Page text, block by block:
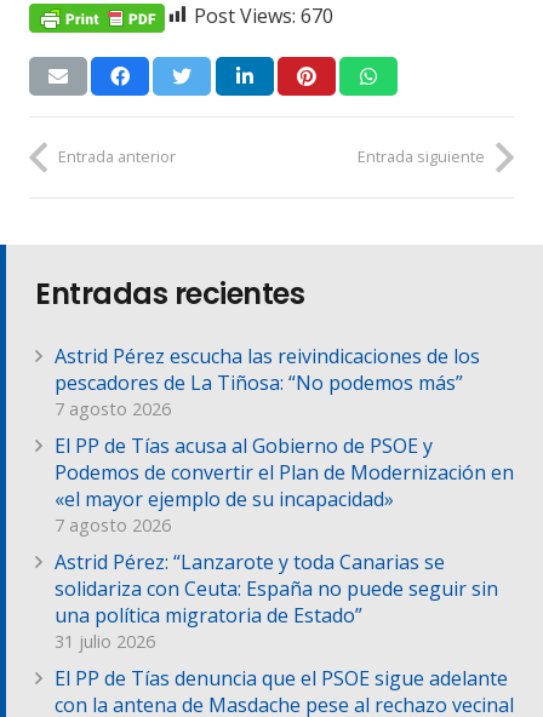
Post Views: 670
Entrada anterior Entrada siguiente
Entradas recientes
Astrid Pérez escucha las reivindicaciones de los
pescadores de La Tiñosa: “No podemos más”
7 agosto 2026
El PP de Tías acusa al Gobierno de PSOE y
Podemos de convertir el Plan de Modernización en
«el mayor ejemplo de su incapacidad»
7 agosto 2026
Astrid Pérez: “Lanzarote y toda Canarias se
solidariza con Ceuta: España no puede seguir sin
una política migratoria de Estado”
31 julio 2026
El PP de Tías denuncia que el PSOE sigue adelante
con la antena de Masdache pese al rechazo vecinal